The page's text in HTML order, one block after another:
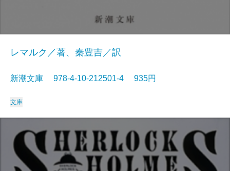
レマルク／著、秦豊吉／訳
新潮文庫 978-4-10-212501-4 935円
文庫